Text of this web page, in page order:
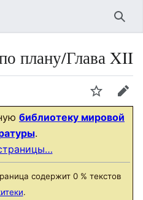
плану/Глава XII
библиотеку мировой
.
содержит 0 % текстов
.